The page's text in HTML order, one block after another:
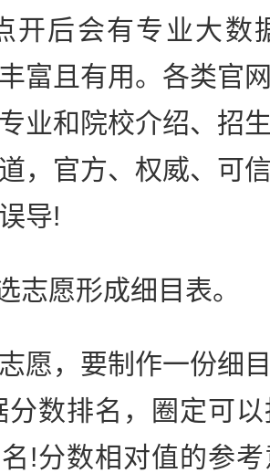
开后会有专业大数
富且有用。各类官
业和院校介绍、招
，官方、权威、可
导!
愿形成细目表。
，要制作一份细目
数排名，圈定可
!分数相对值的参